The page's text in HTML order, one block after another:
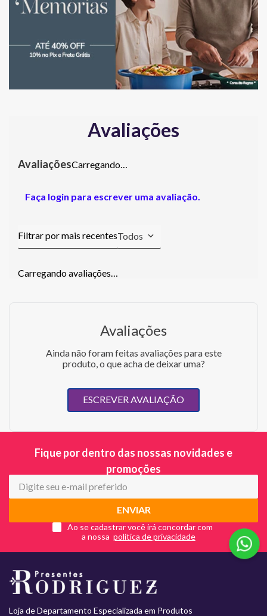
Avaliações
Carregando…
Faça login para escrever uma avaliação.
Todos
Carregando avaliações…
Avaliações
Ainda não foram feitas avaliações para este
produto, o que acha de deixar uma?
ESCREVER AVALIAÇÃO
Fique por dentro das nossas novidades e
promoções
ENVIAR
Ao se cadastrar você irá concordar com
a nossa
Loja de Departamento Especializada em Produtos